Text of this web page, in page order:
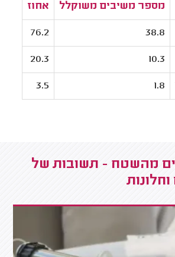
מספר משיבים משוקלל אחוז
38.8
76.2
10.3
20.3
1.8
3.5
מהשטח - תשובות של